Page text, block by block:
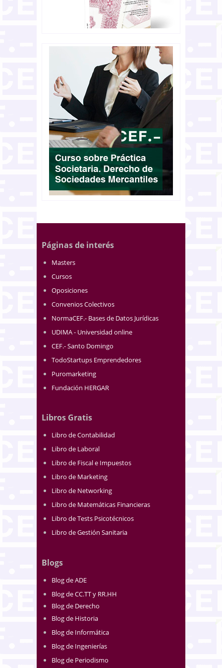
Páginas de interés
Masters
Cursos
Oposiciones
Convenios Colectivos
NormaCEF.- Bases de Datos Jurídicas
UDIMA - Universidad online
CEF.- Santo Domingo
TodoStartups Emprendedores
Puromarketing
Fundación HERGAR
Libros Gratis
Libro de Contabilidad
Libro de Laboral
Libro de Fiscal e Impuestos
Libro de Marketing
Libro de Networking
Libro de Matemáticas Financieras
Libro de Tests Psicotécnicos
Libro de Gestión Sanitaria
Blogs
Blog de ADE
Blog de CC.TT y RR.HH
Blog de Derecho
Blog de Historia
Blog de Informática
Blog de Ingenierías
Blog de Periodismo